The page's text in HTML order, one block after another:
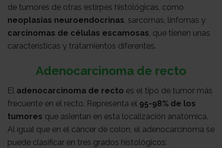
de tumores de otras estirpes histológicas, como
neoplasias neuroendocrinas, sarcomas, linfomas y
carcinomas de células escamosas, que tienen unas
características y tratamientos diferentes.
Adenocarcinoma de recto
El adenocarcinoma de recto es el tipo de tumor más
frecuente en el recto. Representa el 95-98% de los
tumores que asientan en esta localización anatómica.
Al igual que en el cáncer de colon, el adenocarcinoma se
puede clasificar en tres grados histológicos: